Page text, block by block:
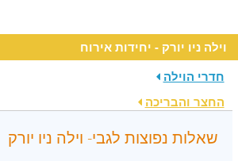
וילה ניו יורק - יחידות אירוח
חדרי הוילה
החצר והבריכה
שאלות נפוצות לגבי- וילה ניו יורק